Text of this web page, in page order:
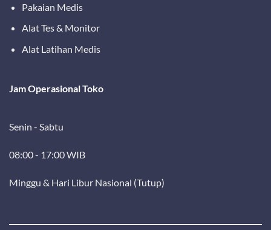
Pakaian Medis
Alat Tes & Monitor
Alat Latihan Medis
Jam Operasional Toko
Senin - Sabtu
08:00 - 17:00 WIB
Minggu & Hari Libur Nasional (Tutup)